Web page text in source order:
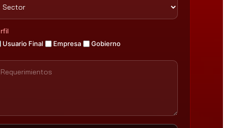
Usuario Final Empresa Gobierno